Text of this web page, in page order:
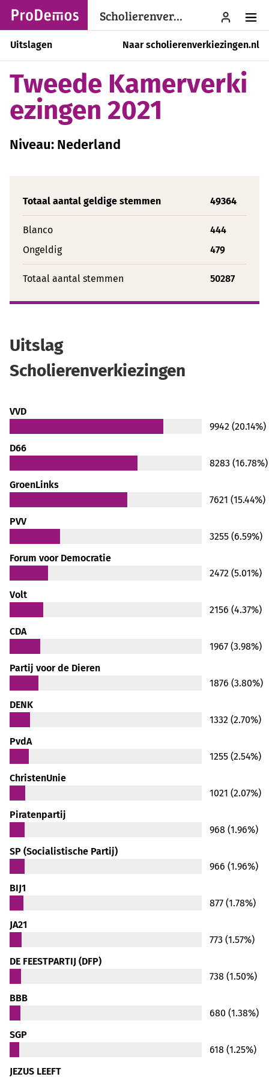
Scholierenverkiezingen menu
Uitslagen Naar scholierenverkiezingen.nl
Tweede Kamerverki
ezingen 2021
Niveau: Nederland
Totaal aantal geldige stemmen 49364
Blanco
444
Ongeldig
479
Totaal aantal stemmen 50287
Uitslag
Scholierenverkiezingen
VVD
9942 (20.14%)
D66
8283 (16.78%)
GroenLinks
7621 (15.44%)
PVV
3255 (6.59%)
Forum voor Democratie
2472 (5.01%)
Volt
2156 (4.37%)
CDA
1967 (3.98%)
Partij voor de Dieren
1876 (3.80%)
DENK
1332 (2.70%)
PvdA
1255 (2.54%)
ChristenUnie
1021 (2.07%)
Piratenpartij
968 (1.96%)
SP (Socialistische Partij)
966 (1.96%)
BIJ1
877 (1.78%)
JA21
773 (1.57%)
DE FEESTPARTIJ (DFP)
738 (1.50%)
BBB
680 (1.38%)
SGP
618 (1.25%)
JEZUS LEEFT